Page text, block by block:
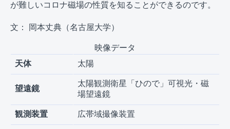
が難しいコロナ磁場の性質を知ることができるのです。
文： 岡本丈典（名古屋大学）
天体 太陽
望遠鏡
太陽観測衛星「ひので」可視光・磁
場望遠鏡
観測装置 広帯域撮像装置
映像データ